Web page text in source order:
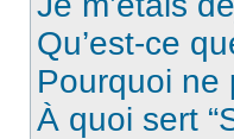
Qu’est-ce
Pourquoi ne
À quoi sert